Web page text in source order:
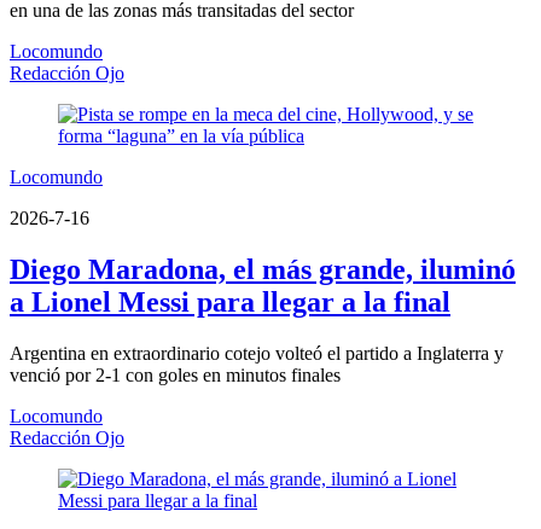
en una de las zonas más transitadas del sector
Locomundo
Redacción Ojo
Locomundo
2026-7-16
Diego Maradona, el más grande, iluminó
a Lionel Messi para llegar a la final
Argentina en extraordinario cotejo volteó el partido a Inglaterra y
venció por 2-1 con goles en minutos finales
Locomundo
Redacción Ojo